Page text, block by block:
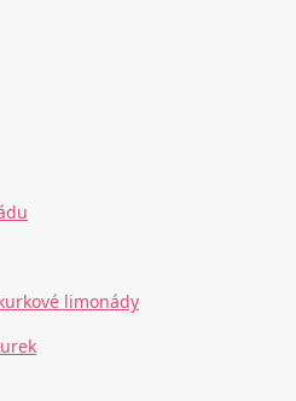
limonády